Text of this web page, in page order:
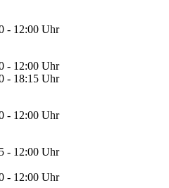
- 12:00 Uhr
- 12:00 Uhr
- 18:15 Uhr
- 12:00 Uhr
- 12:00 Uhr
- 12:00 Uhr